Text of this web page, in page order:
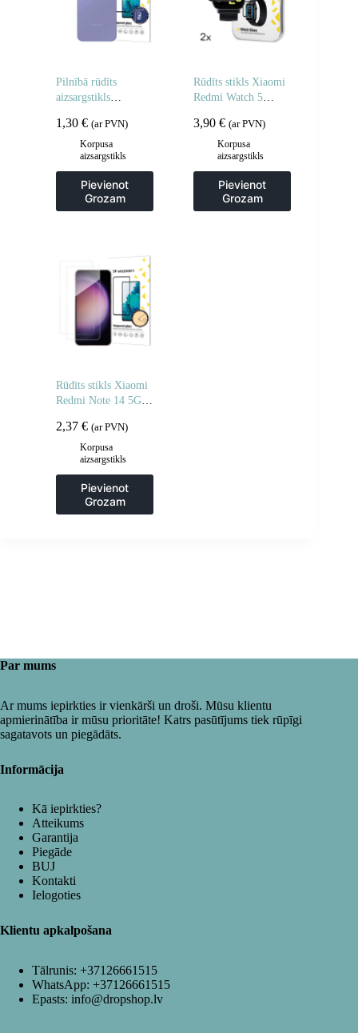
Pilnībā rūdīts
aizsargstikls
Edge pilnai kamerai
1,30 € (ar PVN)
Korpusa
aizsargstikls
Pievienot
Grozam
Rūdīts stikls Xiaomi
Redmi Watch 5
gab.
3,90€ (ar PVN)
Korpusa
aizsargstikls
Pievienot
Grozam
Rūdīts stikls Xiaomi
Redmi Note 14 5G /
stiklam – 2 gab.
2,37 € (ar PVN)
Korpusa
aizsargstikls
Pievienot
Grozam
Par mums
Ar mums iepirkties ir vienkārši un droši. Mūsu klientu
apmierinātība ir mūsu prioritāte! Katrs pasūtījums tiek rūpīgi
sagatavots un piegādāts.
Informācija
Kā iepirkties?
Atteikums
Garantija
Piegāde
BUJ
Kontakti
Ielogoties
Klientu apkalpošana
Tālrunis: +37126661515
WhatsApp: +37126661515
Epasts: info@dropshop.lv